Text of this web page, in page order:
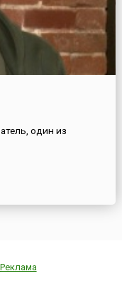
один из
Реклама